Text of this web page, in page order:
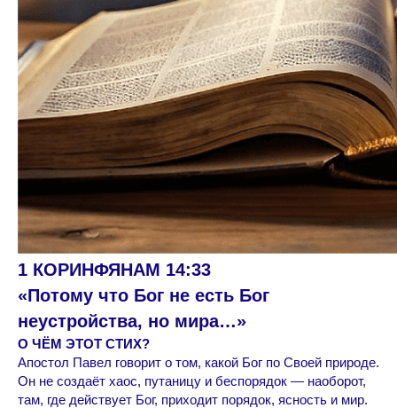
1 КОРИНФЯНАМ 14:33
«Потому что Бог не есть Бог
неустройства, но мира…»
О ЧЁМ ЭТОТ СТИХ?
Апостол Павел говорит о том, какой Бог по Своей природе.
Он не создаёт хаос, путаницу и беспорядок — наоборот,
там, где действует Бог, приходит порядок, ясность и мир.